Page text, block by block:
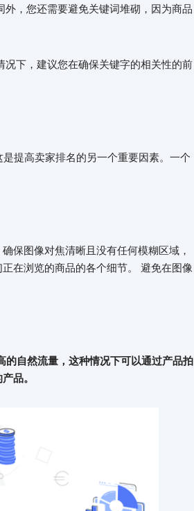
，您还需要避免关键词堆砌，因为商品
下，建议您在确保关键字的相关性的前
提高卖家排名的另一个重要因素。一个
保图像对焦清晰且没有任何模糊区域，
在浏览的商品的各个细节。 避免在图像
自然流量，这种情况下可以通过产品拍
品。